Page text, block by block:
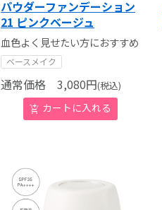
パウダーファンデーション
21 ピンクベージュ
血色よく見せたい方におすすめ
ベースメイク
通常価格 3,080円(税込)